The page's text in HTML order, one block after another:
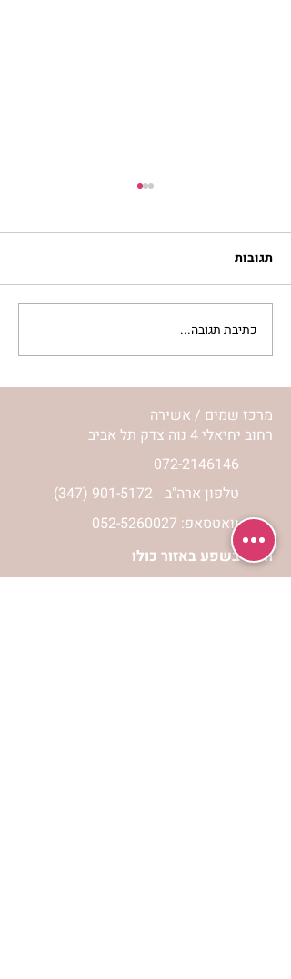
מתגעגעות לבית המפגש,
השיעור לתשעה באב | הר'
ימימה מזרחי
תגובות
כתיבת תגובה...
מרכז שמים / אשירה
רחוב יחיאלי 4 נוה צדק תל אביב
072-2146146
(347) 901-5172 טלפון ארה"ב
וואטסאפ: 052-5260027
חניה בשפע באזור כולו